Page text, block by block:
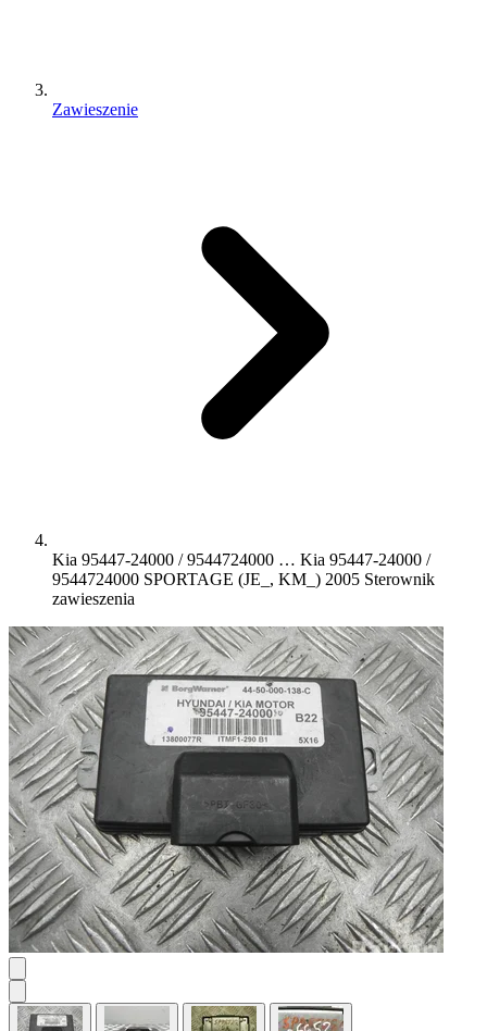
Zawieszenie
Kia 95447-24000 / 9544724000 … Kia 95447-24000 /
9544724000 SPORTAGE (JE_, KM_) 2005 Sterownik
zawieszenia